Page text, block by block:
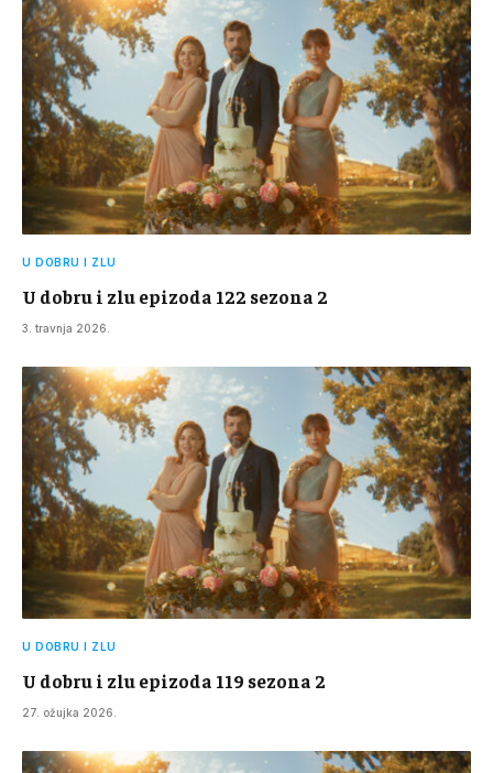
U DOBRU I ZLU
U dobru i zlu epizoda 122 sezona 2
3. travnja 2026.
U DOBRU I ZLU
U dobru i zlu epizoda 119 sezona 2
27. ožujka 2026.